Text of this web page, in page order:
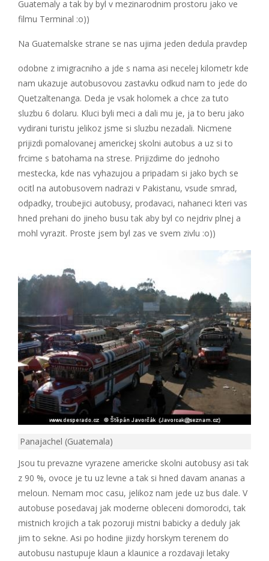
Guatemaly a tak by byl v mezinarodnim prostoru jako ve
filmu Terminal :o))
Na Guatemalske strane se nas ujima jeden dedula pravdep
odobne z imigracniho a jde s nama asi necelej kilometr kde
nam ukazuje autobusovou zastavku odkud nam to jede do
Quetzaltenanga. Deda je vsak holomek a chce za tuto
sluzbu 6 dolaru. Kluci byli meci a dali mu je, ja to beru jako
vydirani turistu jelikoz jsme si sluzbu nezadali. Nicmene
prijizdi pomalovanej americkej skolni autobus a uz si to
frcime s batohama na strese. Prijizdime do jednoho
mestecka, kde nas vyhazujou a pripadam si jako bych se
ocitl na autobusovem nadrazi v Pakistanu, vsude smrad,
odpadky, troubejici autobusy, prodavaci, nahaneci kteri vas
hned prehani do jineho busu tak aby byl co nejdriv plnej a
mohl vyrazit. Proste jsem byl zas ve svem zivlu :o))
Panajachel (Guatemala)
Jsou tu prevazne vyrazene americke skolni autobusy asi tak
z 90 %, ovoce je tu uz levne a tak si hned davam ananas a
meloun. Nemam moc casu, jelikoz nam jede uz bus dale. V
autobuse posedavaj jak moderne obleceni domorodci, tak
mistnich krojich a tak pozoruji mistni babicky a deduly jak
jim to sekne. Asi po hodine jiizdy horskym terenem do
autobusu nastupuje klaun a klaunice a rozdavaji letaky